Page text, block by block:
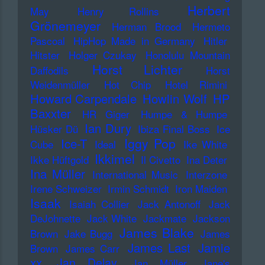
May
Henry Rollins
Herbert
Grönemeyer
Herman Brood
Hermeto
Pascoal
HipHop Made in Germany
Hitler
Hitster
Holger Czukay
Honolulu Mountain
Daffodils
Horst Lichter
Horst
Weidenmüller
Hot Chip Hotel Rimini
Howard Carpendale Howlin Wolf HP
Baxxter
HR Giger
Humpe & Humpe
Hüsker Dü Ian Dury Ibiza Final Boss Ice
Cube
Ice-T Ideal Iggy Pop Ike White
Ikke Hüftgold Ikkimel Il Civetto Ina Deter
Ina Müller International Music Interzone
Irene Schweizer Irmin Schmidt Iron Maiden
Isaak Isaiah Collier Jack Antonoff Jack
DeJohnette Jack White Jackmate Jackson
Brown Jake Bugg James Blake James
Brown James Carr James Last Jamie